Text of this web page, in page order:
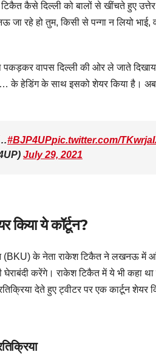
टिकैत कैसे दिल्ली को बालों से खींचते हुए
रहे हो तुम, किसी से पन्गा न लियो भाई,
वापस दिल्ली की ओर ले जाते दिखाया
हेडिंग के साथ इसको शेयर किया है। अब
#BJP4UPpic.twitter.com/
July 29, 2021
ये कॉर्टून?
(BKU) के नेता राकेश टिकैत ने लखनऊ
घेराबंदी करेंगे। राकेश टिकैत में ये भी
देते हुए ट्वीटर पर एक कार्टून